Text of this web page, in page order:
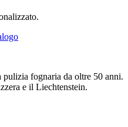
fognaria da oltre 50 anni.
e il Liechtenstein.